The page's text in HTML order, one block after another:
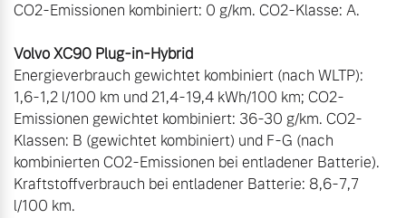
CO2-Emissionen kombiniert: 0 g/km. CO2-Klasse: A.
Energieverbrauch gewichtet kombiniert (nach WLTP):
1,6-1,2 l/100 km und 21,4-19,4 kWh/100 km; CO2-
Emissionen gewichtet kombiniert: 36-30 g/km. CO2-
Klassen: B (gewichtet kombiniert) und F-G (nach
kombinierten CO2-Emissionen bei entladener Batterie).
Kraftstoffverbrauch bei entladener Batterie: 8,6-7,7
l/100 km.